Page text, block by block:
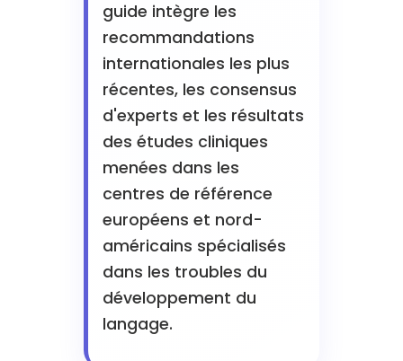
guide intègre les
recommandations
internationales les plus
récentes, les consensus
d'experts et les résultats
des études cliniques
menées dans les
centres de référence
européens et nord-
américains spécialisés
dans les troubles du
développement du
langage.